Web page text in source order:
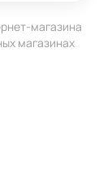
магазина
магазинах